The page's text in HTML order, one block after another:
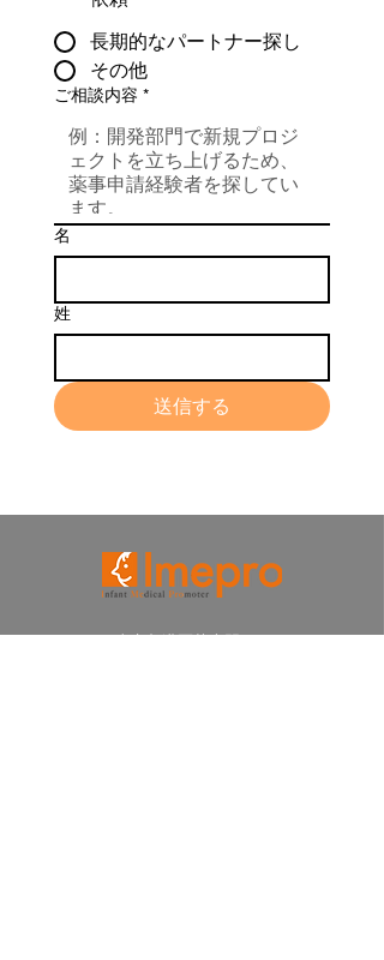
長期的なパートナー探し
その他
ご相談内容 *
名
姓
送信する
〒105-0012 東京都港区芝大門2-5-5